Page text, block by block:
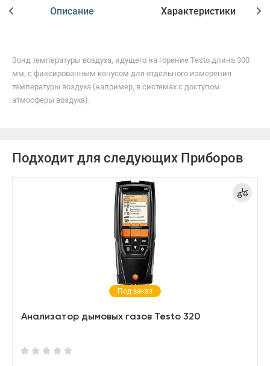
Описание Характеристики
Зонд температуры воздуха, идущего на горение Testo длина 300
мм, с фиксированным конусом для отдельного измерения
температуры воздуха (например, в системах с доступом
атмосферы воздуха).
Подходит для следующих Приборов
Под заказ
Анализатор дымовых газов Testo 320